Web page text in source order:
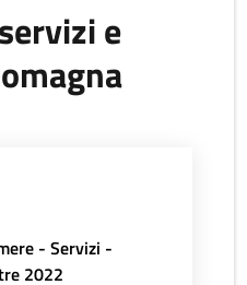
e
- Servizi -
2022